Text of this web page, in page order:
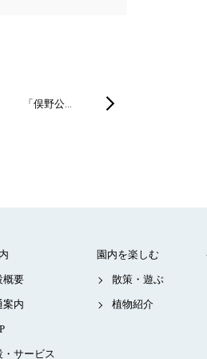
「俣野公…
概要
案内
・サービス
園内を楽しむ
散策・遊ぶ
植物紹介